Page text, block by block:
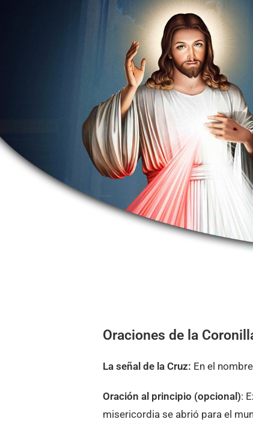
Oraciones de la
La señal de la Cruz: En el
Oración al principio (opcional):
misericordia se abrió para el